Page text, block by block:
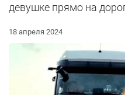
девушке прямо на
18 апреля 2024